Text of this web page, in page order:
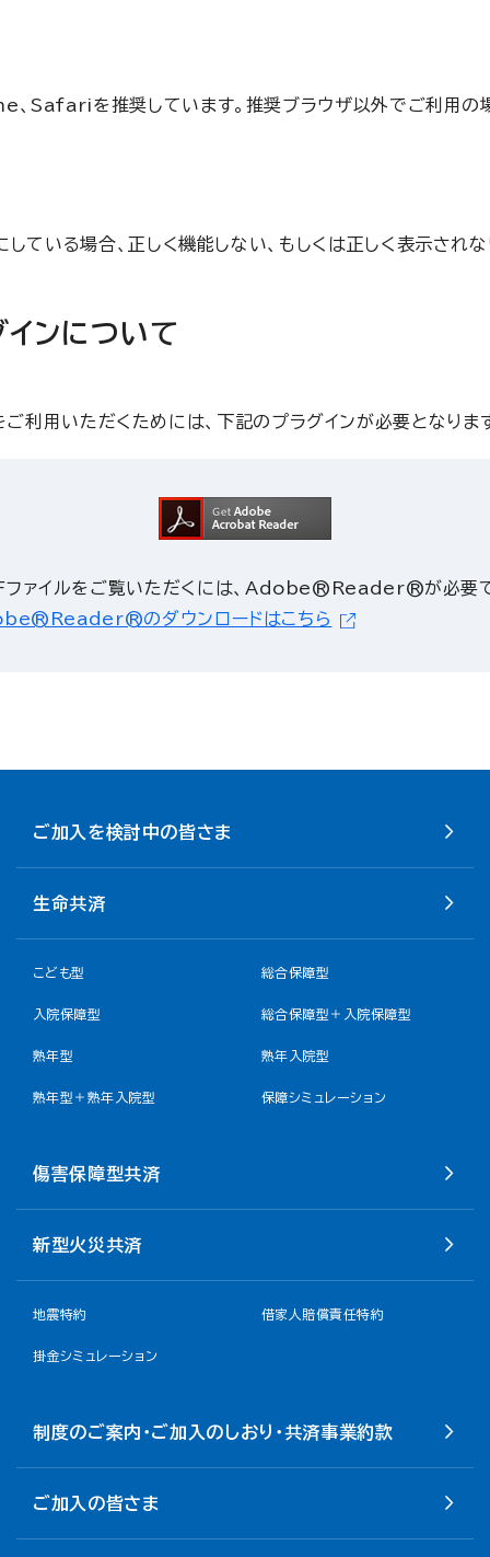
を推奨しています。推奨ブラウザ以外でご利用の場
る場合、正しく機能しない、もしくは正しく表示され
インについて
ご利用いただくためには、下記のプラグインが必要となりま
ァイルをご覧いただくには、Adobe®Reader®が必要
のダウンロードはこちら
ご加入を検討中の皆さま
生命共済
こども型 総合保障型
入院保障型 総合保障型＋入院保障型
熟年型 熟年入院型
熟年型＋熟年入院型 保障シミュレーション
傷害保障型共済
新型火災共済
地震特約 借家人賠償責任特約
掛金シミュレーション
制度のご案内・ご加入のしおり・共済事業約款
ご加入の皆さま